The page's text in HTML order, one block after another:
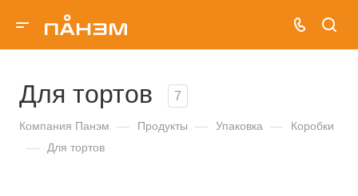
Для тортов 7
Компания Панэм — Продукты — Упаковка — Коробки
— Для тортов